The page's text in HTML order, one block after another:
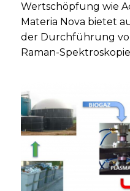
Wertschöpfung wie
Materia Nova bietet
der Durchführung
Raman-